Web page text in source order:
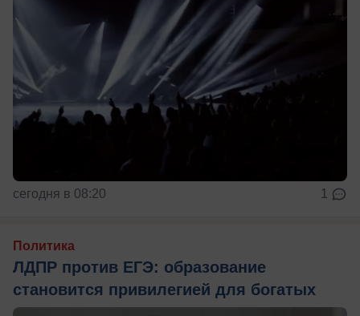
сегодня в 08:20 1
Политика
ЛДПР против ЕГЭ: образование
становится привилегией для богатых